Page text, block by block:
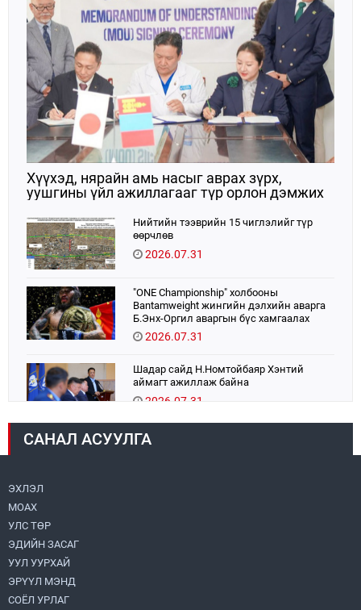
Хүүхэд, нярайн амь насыг аврах зүрх,
уушгины үйл ажиллагааг түр орлон дэмжих
Нийтийн тээврийн 15 чиглэлийг түр
өөрчлөв
2026.07.31
"ONE Championship" холбооны
Bantamweight жингийн дэлхийн аварга
Б.Энх-Оргил аваргын бүс хамгаалах
тулаанаа өнөөдөр хийнэ.
2026.07.31
Шадар сайд Н.Номтойбаяр Хэнтий
аймагт ажиллаж байна
2026.07.31
Авто зам шинээр барина
САНАЛ АСУУЛГА
ЭХЛЭЛ
МОАХ
УЛС ТӨР
ЭДИЙН ЗАСАГ
УУЛ УУРХАЙ
ЭРҮҮЛ МЭНД
СОЁЛ УРЛАГ